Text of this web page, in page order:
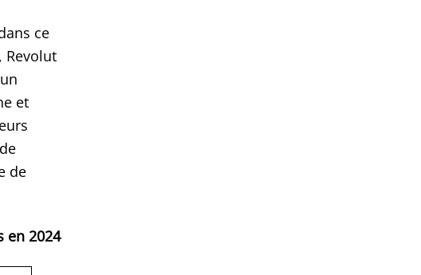
ce
Revolut
et
de
en 2024